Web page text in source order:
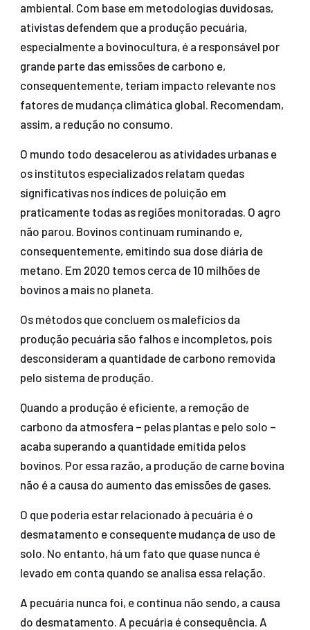
ambiental. Com base em metodologias duvidosas,
ativistas defendem que a produção pecuária,
especialmente a bovinocultura, é a responsável por
grande parte das emissões de carbono e,
consequentemente, teriam impacto relevante nos
fatores de mudança climática global. Recomendam,
assim, a redução no consumo.
O mundo todo desacelerou as atividades urbanas e
os institutos especializados relatam quedas
significativas nos índices de poluição em
praticamente todas as regiões monitoradas. O agro
não parou. Bovinos continuam ruminando e,
consequentemente, emitindo sua dose diária de
metano. Em 2020 temos cerca de 10 milhões de
bovinos a mais no planeta.
Os métodos que concluem os malefícios da
produção pecuária são falhos e incompletos, pois
desconsideram a quantidade de carbono removida
pelo sistema de produção.
Quando a produção é eficiente, a remoção de
carbono da atmosfera – pelas plantas e pelo solo –
acaba superando a quantidade emitida pelos
bovinos. Por essa razão, a produção de carne bovina
não é a causa do aumento das emissões de gases.
O que poderia estar relacionado à pecuária é o
desmatamento e consequente mudança de uso de
solo. No entanto, há um fato que quase nunca é
levado em conta quando se analisa essa relação.
A pecuária nunca foi, e continua não sendo, a causa
do desmatamento. A pecuária é consequência. A